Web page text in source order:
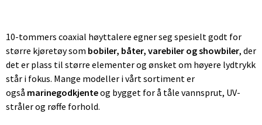
10-tommers coaxial høyttalere egner seg spesielt godt for
større kjøretøy som bobiler, båter, varebiler og showbiler, der
det er plass til større elementer og ønsket om høyere lydtrykk
står i fokus. Mange modeller i vårt sortiment er
også marinegodkjenteog bygget for å tåle vannsprut, UV-
stråler og røffe forhold.